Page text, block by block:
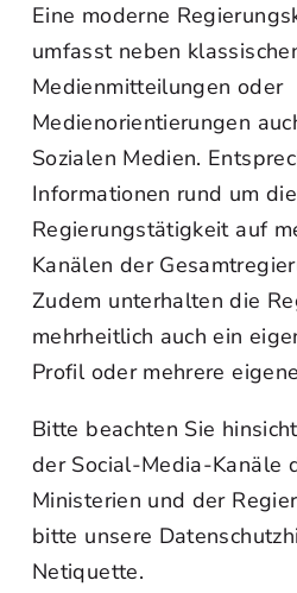
Eine moderne
umfasst neben
Medienmitteilungen oder
Medienorientierungen
Sozialen Medien.
Informationen rund um die
Regierungstätigkeit auf
Kanälen der
Zudem unterhalten die
mehrheitlich auch ein
Profil oder mehrere
Bitte beachten Sie
der Social-Media-Kanäle
Ministerien und der
bitte unsere
Netiquette.